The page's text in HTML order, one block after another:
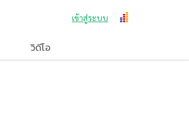
เข้าสู่ระบบ
วิดีโอ